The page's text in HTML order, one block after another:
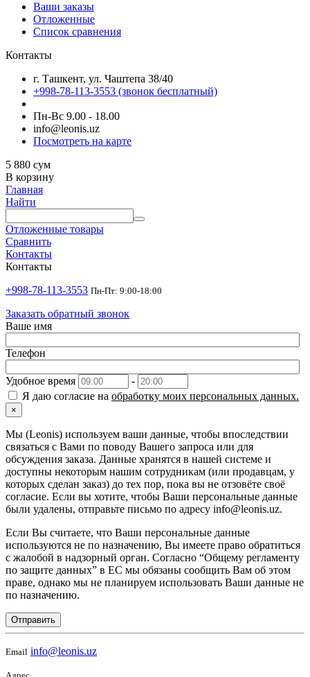
Ваши заказы
Отложенные
Список сравнения
Контакты
г. Ташкент, ул. Чаштепа 38/40
+998-78-113-3553 (звонок бесплатный)
Пн-Вс 9.00 - 18.00
info@leonis.uz
Посмотреть на карте
5 880 сум
В корзину
Главная
Найти
Отложенные товары
Сравнить
Контакты
Контакты
+998-78-113-3553 Пн-Пт: 9:00-18:00
Заказать обратный звонок
Ваше имя
Телефон
Удобное время
-
Я даю согласие на обработку моих персональных данных.
×
Мы (Leonis) используем ваши данные, чтобы впоследствии
связаться с Вами по поводу Вашего запроса или для
обсуждения заказа. Данные хранятся в нашей системе и
доступны некоторым нашим сотрудникам (или продавцам, у
которых сделан заказ) до тех пор, пока вы не отзовёте своё
согласие. Если вы хотите, чтобы Ваши персональные данные
были удалены, отправьте письмо по адресу info@leonis.uz.
Если Вы считаете, что Ваши персональные данные
используются не по назначению, Вы имеете право обратиться
с жалобой в надзорный орган. Согласно “Общему регламенту
по защите данных” в ЕС мы обязаны сообщить Вам об этом
праве, однако мы не планируем использовать Ваши данные не
по назначению.
Отправить
Email info@leonis.uz